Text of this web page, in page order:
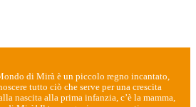
di Mirà è un piccolo regno incantato,
tutto ciò che serve per una crescita
nascita alla prima infanzia, c’è la mamma,